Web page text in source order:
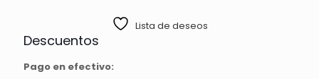
Lista de deseos
Descuentos
Pago en efectivo: